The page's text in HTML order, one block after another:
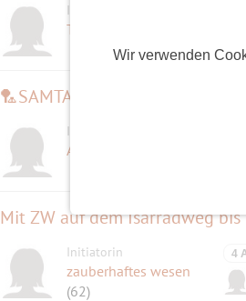
Wir verwenden
Initiatorin
Team
🏸SAMTAG Badminton Flat 10
Initiatorin
A.l.e.x.
Mit ZW auf dem Isarradweg
Initiatorin
zauberhaftes wesen
(62)
4